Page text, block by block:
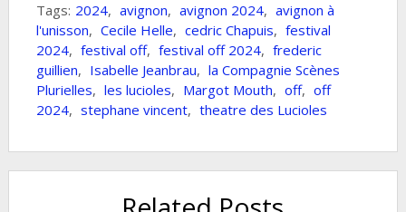
Tags: 2024, avignon, avignon 2024, avignon à
l'unisson, Cecile Helle, cedric Chapuis, festival
2024, festival off, festival off 2024, frederic
guillien, Isabelle Jeanbrau, la Compagnie Scènes
Plurielles, les lucioles, Margot Mouth, off, off
2024, stephane vincent, theatre des Lucioles